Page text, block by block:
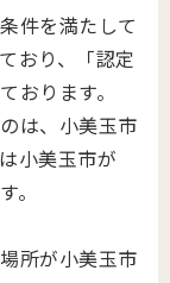
件を満たして
おり、「認定
おります。
は、小美玉市
小美玉市が
。
所が小美玉市